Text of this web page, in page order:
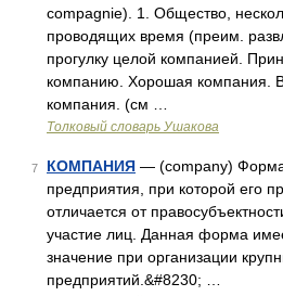
compagnie). 1. Общество,
проводящих время (преим.
прогулку целой компанией.
компанию. Хорошая компания.
компания. (см …
Толковый словарь Ушакова
7 КОМПАНИЯ — (company) Форма
предприятия, при которой его
отличается от
участие лиц. Данная форма
значение при организации
предприятий.&#8230; …